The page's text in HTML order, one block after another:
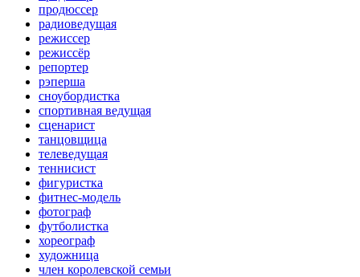
продюссер
радиоведущая
режиссер
режиссёр
репортер
рэперша
сноубордистка
спортивная ведущая
сценарист
танцовщица
телеведущая
теннисист
фигуристка
фитнес-модель
фотограф
футболистка
хореограф
художница
член королевской семьи